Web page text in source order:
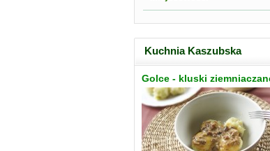
Kuchnia Kaszubska
Golce - kluski